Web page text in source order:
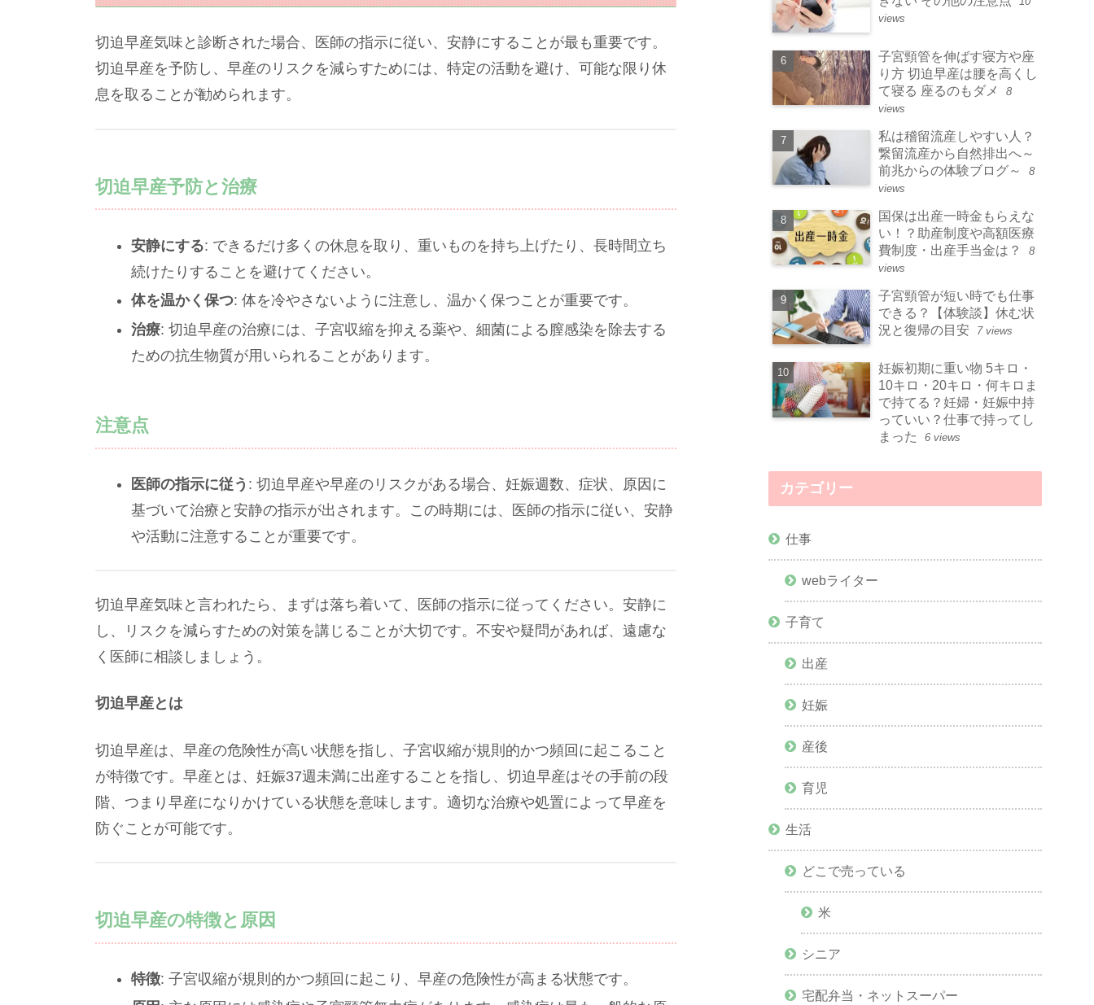
切迫早産気味と診断された場合、医師の指示に従い、安静にすることが最も重要です。
切迫早産を予防し、早産のリスクを減らすためには、特定の活動を避け、可能な限り休
息を取ることが勧められます。
切迫早産予防と治療
安静にする: できるだけ多くの休息を取り、重いものを持ち上げたり、長時間立ち
続けたりすることを避けてください。
体を温かく保つ: 体を冷やさないように注意し、温かく保つことが重要です。
治療: 切迫早産の治療には、子宮収縮を抑える薬や、細菌による膣感染を除去する
ための抗生物質が用いられることがあります。
注意点
医師の指示に従う : 切迫早産や早産のリスクがある場合、妊娠週数、症状、原因に
基づいて治療と安静の指示が出されます。この時期には、医師の指示に従い、安静
や活動に注意することが重要です。
切迫早産気味と言われたら、まずは落ち着いて、医師の指示に従ってください。安静に
し、リスクを減らすための対策を講じることが大切です。不安や疑問があれば、遠慮な
く医師に相談しましょう。
切迫早産とは
切迫早産は、早産の危険性が高い状態を指し、子宮収縮が規則的かつ頻回に起こること
が特徴です。早産とは、妊娠37週未満に出産することを指し、切迫早産はその手前の段
階、つまり早産になりかけている状態を意味します。適切な治療や処置によって早産を
防ぐことが可能です。
切迫早産の特徴と原因
特徴: 子宮収縮が規則的かつ頻回に起こり、早産の危険性が高まる状態です。
views
子宮頸管を伸ばす寝方や座
り方 切迫早産は腰を高くし
て寝る 座るのもダメ
8
views
私は稽留流産しやすい人？
繋留流産から自然排出へ～
前兆からの体験ブログ～
8
views
国保は出産一時金もらえな
い！？助産制度や高額医療
費制度・出産手当金は？
8
views
子宮頸管が短い時でも仕事
できる？【体験談】休む状
況と復帰の目安
7 views
妊娠初期に重い物 5キロ・
10キロ・20キロ・何キロま
で持てる？妊婦・妊娠中持
っていい？仕事で持ってし
まった
6 views
カテゴリー
仕事
webライター
子育て
出産
妊娠
産後
育児
生活
どこで売っている
米
シニア
宅配弁当・ネットスーパー